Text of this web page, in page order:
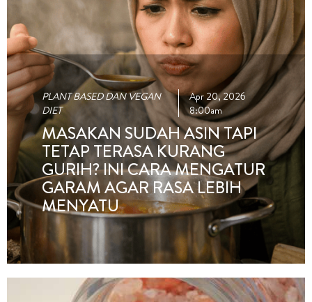
PLANT BASED DAN VEGAN
DIET
Apr 20, 2026
8:00am
MASAKAN SUDAH ASIN TAPI
TETAP TERASA KURANG
GURIH? INI CARA MENGATUR
GARAM AGAR RASA LEBIH
MENYATU